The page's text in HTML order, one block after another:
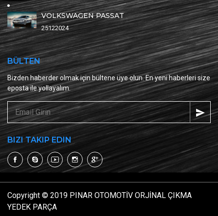
VOLKSWAGEN PASSAT
25122024
BÜLTEN
Bizden haberder olmak için bültene üye olun. En yeni haberleri size
eposta ile yollayalım.
BIZI TAKIP EDIN
Copyright © 2019 PINAR OTOMOTİV ORJİNAL ÇIKMA
YEDEK PARÇA